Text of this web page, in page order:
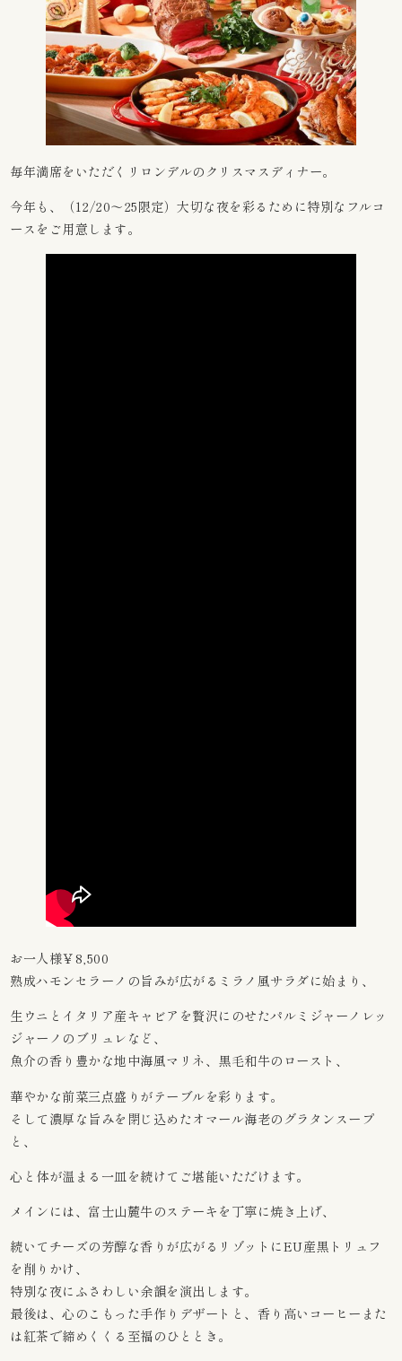
毎年満席をいただくリロンデルのクリスマスディナー。
今年も、（12/20～25限定）大切な夜を彩るために特別なフルコ
ースをご用意します。
お一人様￥8,500
熟成ハモンセラーノの旨みが広がるミラノ風サラダに始まり、
生ウニとイタリア産キャビアを贅沢にのせたパルミジャーノレッ
ジャーノのブリュレなど、
魚介の香り豊かな地中海風マリネ、黒毛和牛のロースト、
華やかな前菜三点盛りがテーブルを彩ります。
そして濃厚な旨みを閉じ込めたオマール海老のグラタンスープ
と、
心と体が温まる一皿を続けてご堪能いただけます。
メインには、富士山麓牛のステーキを丁寧に焼き上げ、
続いてチーズの芳醇な香りが広がるリゾットにEU産黒トリュフ
を削りかけ、
特別な夜にふさわしい余韻を演出します。
最後は、心のこもった手作りデザートと、香り高いコーヒーまた
は紅茶で締めくくる至福のひととき。